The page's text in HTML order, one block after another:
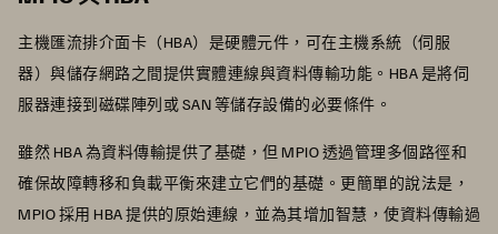
主機匯流排介面卡（HBA）是硬體元件，可在主機系統（伺服
器）與儲存網路之間提供實體連線與資料傳輸功能。HBA 是將伺
服器連接到磁碟陣列或 SAN 等儲存設備的必要條件。
雖然 HBA 為資料傳輸提供了基礎，但 MPIO 透過管理多個路徑和
確保故障轉移和負載平衡來建立它們的基礎。更簡單的說法是，
MPIO 採用 HBA 提供的原始連線，並為其增加智慧，使資料傳輸過